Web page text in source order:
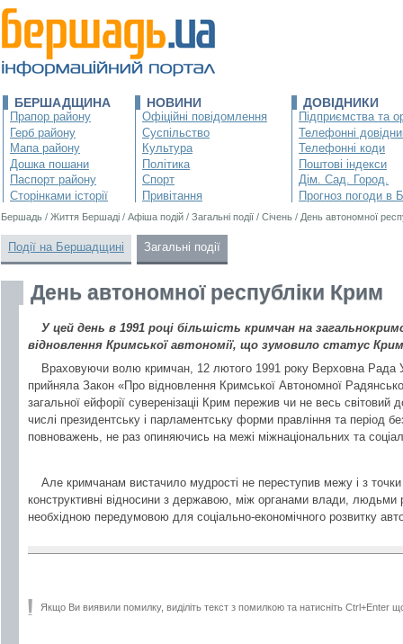
БЕРШАДЩИНА
Прапор району
Герб району
Мапа району
Дошка пошани
Паспорт району
Сторінками історії
НОВИНИ
Офіційні повідомлення
Суспільство
Культура
Політика
Спорт
Привітання
ДОВІДНИКИ
Підприємства та
Телефонні
Телефонні коди
Поштові індекси
Дім. Сад. Город.
Прогноз погоди в
Бершадь / Життя Бершаді / Афіша подій / Загальні події / Січень / День автономної
Події на Бершадщині Загальні події
День автономної республіки Крим
У цей день в 1991 році більшість кримчан на
відновлення Кримської автономії, що зумовило статус
Враховуючи волю кримчан, 12 лютого 1991 року Верховна
прийняла Закон «Про відновлення Кримської Автономної
загальної ейфорії суверенізаціі Крим пережив чи не весь світовий
числі президентську і парламентську форми правління та період
повноважень, не раз опиняючись на межі міжнаціональних та
Але кримчанам вистачило мудрості не переступив межу і з
конструктивні відносини з державою, між органами влади, людьми
необхідною передумовою для соціально-економічного розвитку
Якщо Ви виявили помилку, виділіть текст з помилкою та натисніть Ctrl+Enter